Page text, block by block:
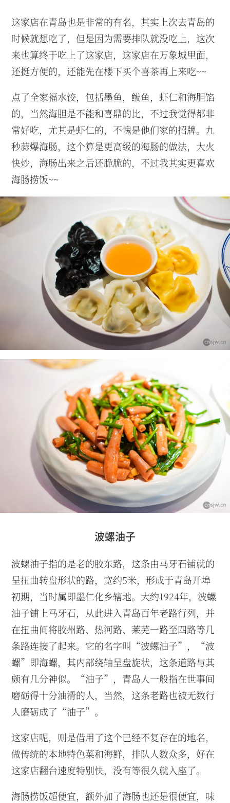
这家店在青岛也是非常的有名，其实上次去青岛的
时候就想吃了，但是因为需要排队就没吃上，这次
来也算终于吃上了这家店，这家店在万象城里面，
还挺方便的，还能先在楼下买个喜茶再上来吃~~
点了全家福水饺，包括墨鱼，鲅鱼，虾仁和海胆馅
的，当然海胆是不能和喜鼎的比，不过我觉得都非
常好吃，尤其是虾仁的，不愧是他们家的招牌。九
秒蒜爆海肠，这个算是更高级的海肠的做法，大火
快炒，海肠出来之后还脆脆的，不过我其实更喜欢
海肠捞饭~~
波螺油子
波螺油子指的是老的胶东路，这条由马牙石铺就的
呈扭曲转盘形状的路，宽约5米，形成于青岛开埠
初期，当时属即墨仁化乡辖地。大约1924年，波螺
油子铺上马牙石，从此进入青岛百年老路行列，并
在扭曲间将胶州路、热河路、莱芜一路至四路等几
条路连接了起来。它的名字叫“波螺油子”，“波
螺”即海螺，其内部绕轴呈盘旋状，这条道路与其
颇有几分神似。“油子”，青岛人一般指在世事间
磨砺得十分油滑的人，当然，这条老路也被无数行
人磨砺成了“油子”。
这家店呢，则是借用了这个已经不复存在的地名，
做传统的本地特色菜和海鲜，排队人数众多，好在
这家店翻台速度特别快，没有等很久就入座了。
海肠捞饭超便宜，额外加了海肠也还是很便宜，味